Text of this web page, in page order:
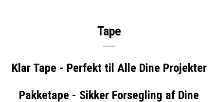
Tape
Klar Tape - Perfekt til Alle Dine Projekter
Pakketape - Sikker Forsegling af Dine